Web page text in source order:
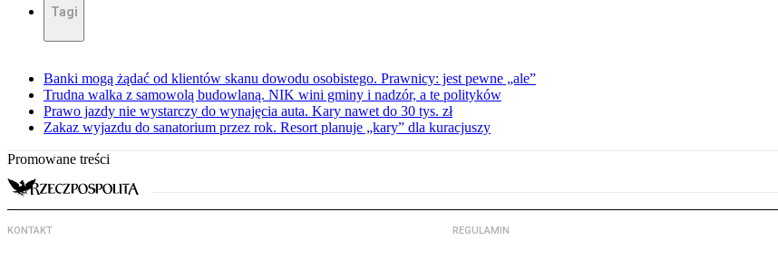
Tagi
Banki mogą żądać od klientów skanu dowodu osobistego. Prawnicy: jest pewne „ale”
Trudna walka z samowolą budowlaną. NIK wini gminy i nadzór, a te polityków
Prawo jazdy nie wystarczy do wynajęcia auta. Kary nawet do 30 tys. zł
Zakaz wyjazdu do sanatorium przez rok. Resort planuje „kary” dla kuracjuszy
Promowane treści
KONTAKT REGULAMIN